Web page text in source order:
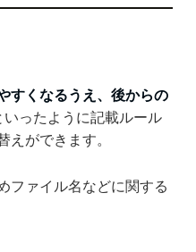
すくなるうえ、後からの
ったように記載ルール
えができます。
ファイル名などに関する